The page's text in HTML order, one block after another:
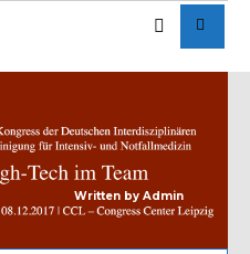
Written by Admin